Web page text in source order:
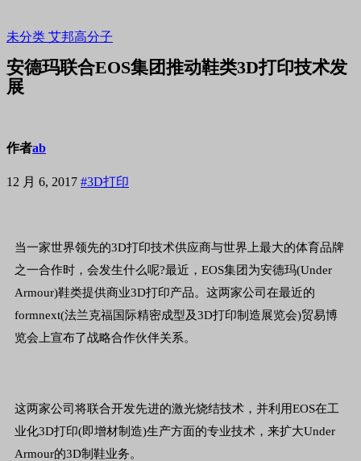
未分类 艾邦高分子
安德玛联合EOS集团推动鞋类3D打印技术发
展
作者ab
12 月 6, 2017 #3D打印
当一家世界领先的3D打印技术供应商与世界上最大的体育品牌
之一合作时，会发生什么呢?最近，EOS集团为安德玛(Under
Armour)鞋类提供商业3D打印产品。这两家公司在最近的
formnext(法兰克福国际精密成型及3D打印制造展览会)贸易博
览会上宣布了战略合作伙伴关系。
这两家公司将联合开发先进的激光烧结技术，并利用EOS在工
业化3D打印(即增材制造)生产方面的专业技术，来扩大Under
Armour的3D制鞋业务。